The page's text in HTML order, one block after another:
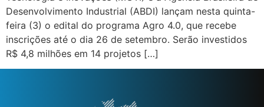
Desenvolvimento Industrial (ABDI) lançam nesta quinta-
feira (3) o edital do programa Agro 4.0, que recebe
inscrições até o dia 26 de setembro. Serão investidos
R$ 4,8 milhões em 14 projetos […]